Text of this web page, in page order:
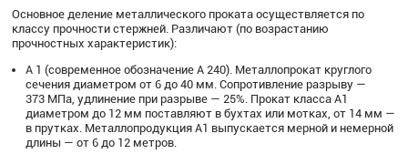
Основное деление металлического проката осуществляется по
классу прочности стержней. Различают (по возрастанию
прочностных характеристик):
А 1 (современное обозначение А 240). Металлопрокат круглого
сечения диаметром от 6 до 40 мм. Сопротивление разрыву —
373 МПа, удлинение при разрыве — 25%. Прокат класса А1
диаметром до 12 мм поставляют в бухтах или мотках, от 14 мм —
в прутках. Металлопродукция А1 выпускается мерной и немерной
длины — от 6 до 12 метров.